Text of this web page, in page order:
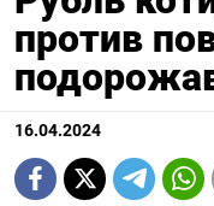
против
16.04.2024